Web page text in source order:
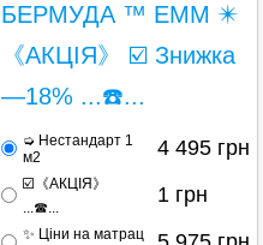
БЕРМУДА ™ ЕММ ✴️
《АКЦІЯ》 ☑️ Знижка
—18% ...☎️...
➭ Нестандарт 1
м2
4 495 грн
☑️《АКЦІЯ》
...☎...
1 грн
✨ Ціни на матрац